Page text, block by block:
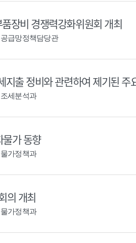
장비 경쟁력강화위원회 개최
공급망정책담당관
지출 정비와 관련하여 제기된 주
조세분석과
가 동향
물가정책과
의 개최
물가정책과